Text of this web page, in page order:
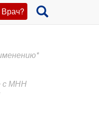
Врач?
с МНН